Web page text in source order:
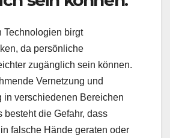
Technologien birgt
da persönliche
zugänglich sein können.
Vernetzung und
in verschiedenen Bereichen
besteht die Gefahr, dass
falsche Hände geraten oder